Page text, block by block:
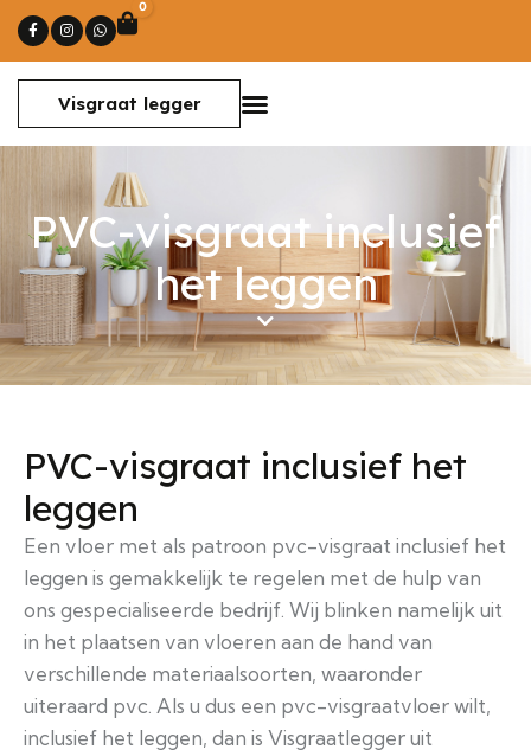
0
Visgraat legger
PVC-visgraat inclusief
het leggen
PVC-visgraat inclusief het
leggen
Een vloer met als patroon pvc-visgraat inclusief het
leggen is gemakkelijk te regelen met de hulp van
ons gespecialiseerde bedrijf. Wij blinken namelijk uit
in het plaatsen van vloeren aan de hand van
verschillende materiaalsoorten, waaronder
uiteraard pvc. Als u dus een pvc-visgraatvloer wilt,
inclusief het leggen, dan is Visgraatlegger uit